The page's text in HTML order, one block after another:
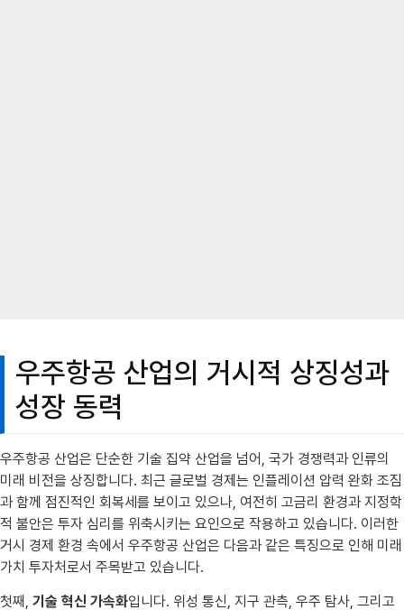
우주항공 산업의 거시적 상징성과
성장 동력
우주항공 산업은 단순한 기술 집약 산업을 넘어, 국가 경쟁력과 인류의
미래 비전을 상징합니다. 최근 글로벌 경제는 인플레이션 압력 완화 조짐
과 함께 점진적인 회복세를 보이고 있으나, 여전히 고금리 환경과 지정학
적 불안은 투자 심리를 위축시키는 요인으로 작용하고 있습니다. 이러한
거시 경제 환경 속에서 우주항공 산업은 다음과 같은 특징으로 인해 미래
가치 투자처로서 주목받고 있습니다.
첫째, 기술 혁신 가속화입니다. 위성 통신, 지구 관측, 우주 탐사, 그리고